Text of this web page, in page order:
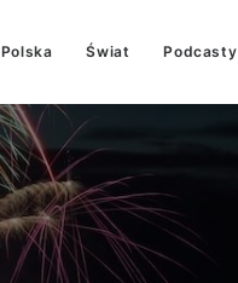
Polska Świat Podcasty